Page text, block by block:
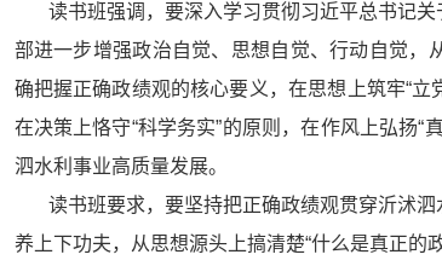
读书班强调，要深入学习贯彻习近平总书记
部进一步增强政治自觉、思想自觉、行动自觉，
确把握正确政绩观的核心要义，在思想上筑牢“立
在决策上恪守“科学务实”的原则，在作风上弘扬
泗水利事业高质量发展。
读书班要求，要坚持把正确政绩观贯穿沂沭
养上下功夫，从思想源头上搞清楚“什么是真正的